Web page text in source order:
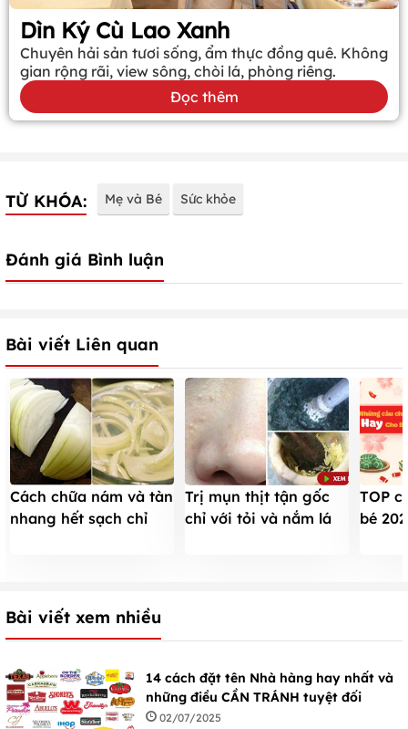
Dìn Ký Cù Lao Xanh
Chuyên hải sản tươi sống, ẩm thực đồng quê. Không
gian rộng rãi, view sông, chòi lá, phòng riêng.
Đọc thêm
TỪ KHÓA: Mẹ và Bé Sức khỏe
Đánh giá Bình luận
Bài viết Liên quan
Cách chữa nám và tàn
nhang hết sạch chỉ
Trị mụn thịt tận gốc
chỉ với tỏi và nắm lá
TOP
bé
Bài viết xem nhiều
14 cách đặt tên Nhà hàng hay nhất và
những điều CẦN TRÁNH tuyệt đối
02/07/2025